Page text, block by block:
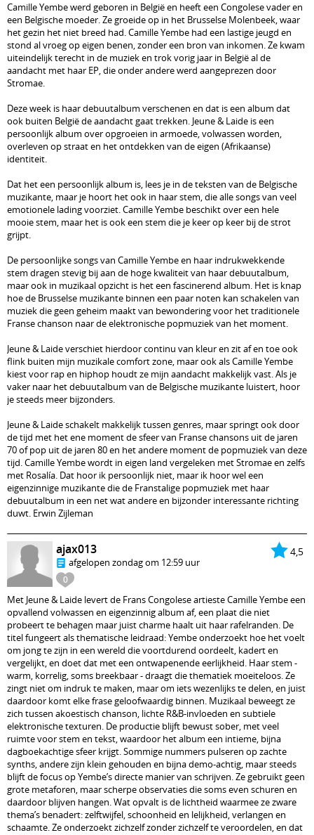
Camille Yembe werd geboren in België en heeft een Congolese vader en
een Belgische moeder. Ze groeide op in het Brusselse Molenbeek, waar
het gezin het niet breed had. Camille Yembe had een lastige jeugd en
stond al vroeg op eigen benen, zonder een bron van inkomen. Ze kwam
uiteindelijk terecht in de muziek en trok vorig jaar in België al de
aandacht met haar EP, die onder andere werd aangeprezen door
Stromae.
Deze week is haar debuutalbum verschenen en dat is een album dat
ook buiten België de aandacht gaat trekken. Jeune & Laide is een
persoonlijk album over opgroeien in armoede, volwassen worden,
overleven op straat en het ontdekken van de eigen (Afrikaanse)
identiteit.
Dat het een persoonlijk album is, lees je in de teksten van de Belgische
muzikante, maar je hoort het ook in haar stem, die alle songs van veel
emotionele lading voorziet. Camille Yembe beschikt over een hele
mooie stem, maar het is ook een stem die je keer op keer bij de strot
grijpt.
De persoonlijke songs van Camille Yembe en haar indrukwekkende
stem dragen stevig bij aan de hoge kwaliteit van haar debuutalbum,
maar ook in muzikaal opzicht is het een fascinerend album. Het is knap
hoe de Brusselse muzikante binnen een paar noten kan schakelen van
muziek die geen geheim maakt van bewondering voor het traditionele
Franse chanson naar de elektronische popmuziek van het moment.
Jeune & Laide verschiet hierdoor continu van kleur en zit af en toe ook
flink buiten mijn muzikale comfort zone, maar ook als Camille Yembe
kiest voor rap en hiphop houdt ze mijn aandacht makkelijk vast. Als je
vaker naar het debuutalbum van de Belgische muzikante luistert, hoor
je steeds meer bijzonders.
Jeune & Laide schakelt makkelijk tussen genres, maar springt ook door
de tijd met het ene moment de sfeer van Franse chansons uit de jaren
70 of pop uit de jaren 80 en het andere moment de popmuziek van deze
tijd. Camille Yembe wordt in eigen land vergeleken met Stromae en zelfs
met Rosalía. Dat hoor ik persoonlijk niet, maar ik hoor wel een
eigenzinnige muzikante die de Franstalige popmuziek met haar
debuutalbum in een net wat andere en bijzonder interessante richting
duwt. Erwin Zijleman
4,5
0
ajax013
afgelopen zondag om 12:59 uur
Met Jeune & Laide levert de Frans Congolese artieste Camille Yembe een
opvallend volwassen en eigenzinnig album af, een plaat die niet
probeert te behagen maar juist charme haalt uit haar rafelranden. De
titel fungeert als thematische leidraad: Yembe onderzoekt hoe het voelt
om jong te zijn in een wereld die voortdurend oordeelt, kadert en
vergelijkt, en doet dat met een ontwapenende eerlijkheid. Haar stem -
warm, korrelig, soms breekbaar - draagt die thematiek moeiteloos. Ze
zingt niet om indruk te maken, maar om iets wezenlijks te delen, en juist
daardoor komt elke frase geloofwaardig binnen. Muzikaal beweegt ze
zich tussen akoestisch chanson, lichte R&B-invloeden en subtiele
elektronische texturen. De productie blijft bewust sober, met veel
ruimte voor stem en tekst, waardoor het album een intieme, bijna
dagboekachtige sfeer krijgt. Sommige nummers pulseren op zachte
synths, andere zijn klein gehouden en bijna demo-achtig, maar steeds
blijft de focus op Yembe’s directe manier van schrijven. Ze gebruikt geen
grote metaforen, maar scherpe observaties die soms even schuren en
daardoor blijven hangen. Wat opvalt is de lichtheid waarmee ze zware
thema’s benadert: zelftwijfel, schoonheid en lelijkheid, verlangen en
schaamte. Ze onderzoekt zichzelf zonder zichzelf te veroordelen, en dat